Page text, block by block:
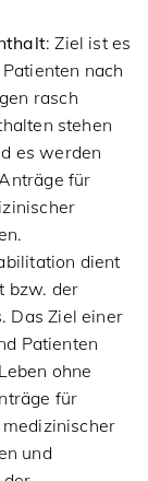
: Ziel ist es
nach
rasch
stehen
es werden
für
dient
bzw. der
Das Ziel einer
Patienten
ohne
für
und